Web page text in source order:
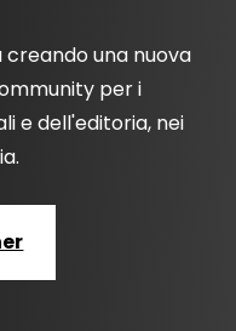
creando una nuova
per i
e dell'editoria, nei